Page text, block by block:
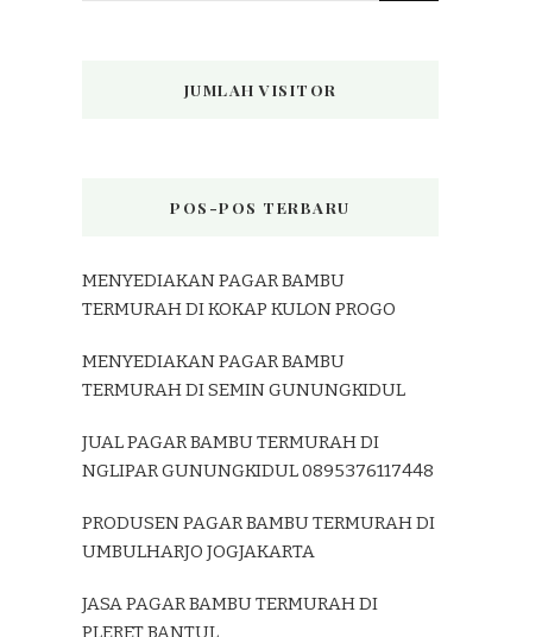
JUMLAH VISITOR
POS-POS TERBARU
MENYEDIAKAN PAGAR BAMBU
TERMURAH DI KOKAP KULON PROGO
MENYEDIAKAN PAGAR BAMBU
TERMURAH DI SEMIN GUNUNGKIDUL
JUAL PAGAR BAMBU TERMURAH DI
NGLIPAR GUNUNGKIDUL 0895376117448
PRODUSEN PAGAR BAMBU TERMURAH DI
UMBULHARJO JOGJAKARTA
JASA PAGAR BAMBU TERMURAH DI
PLERET BANTUL